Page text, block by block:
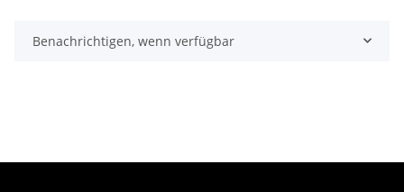
Benachrichtigen, wenn verfügbar